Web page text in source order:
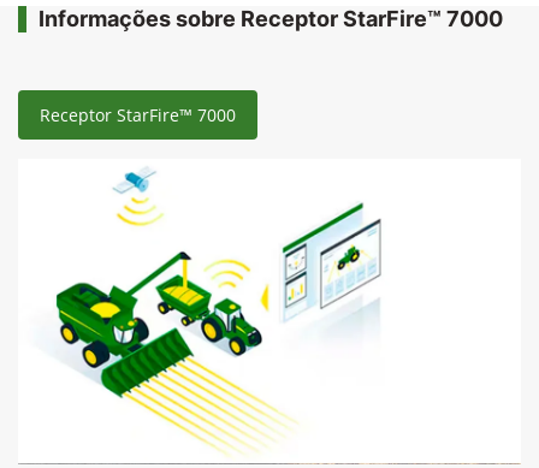
Informações sobre Receptor StarFire™ 7000
Receptor StarFire™ 7000